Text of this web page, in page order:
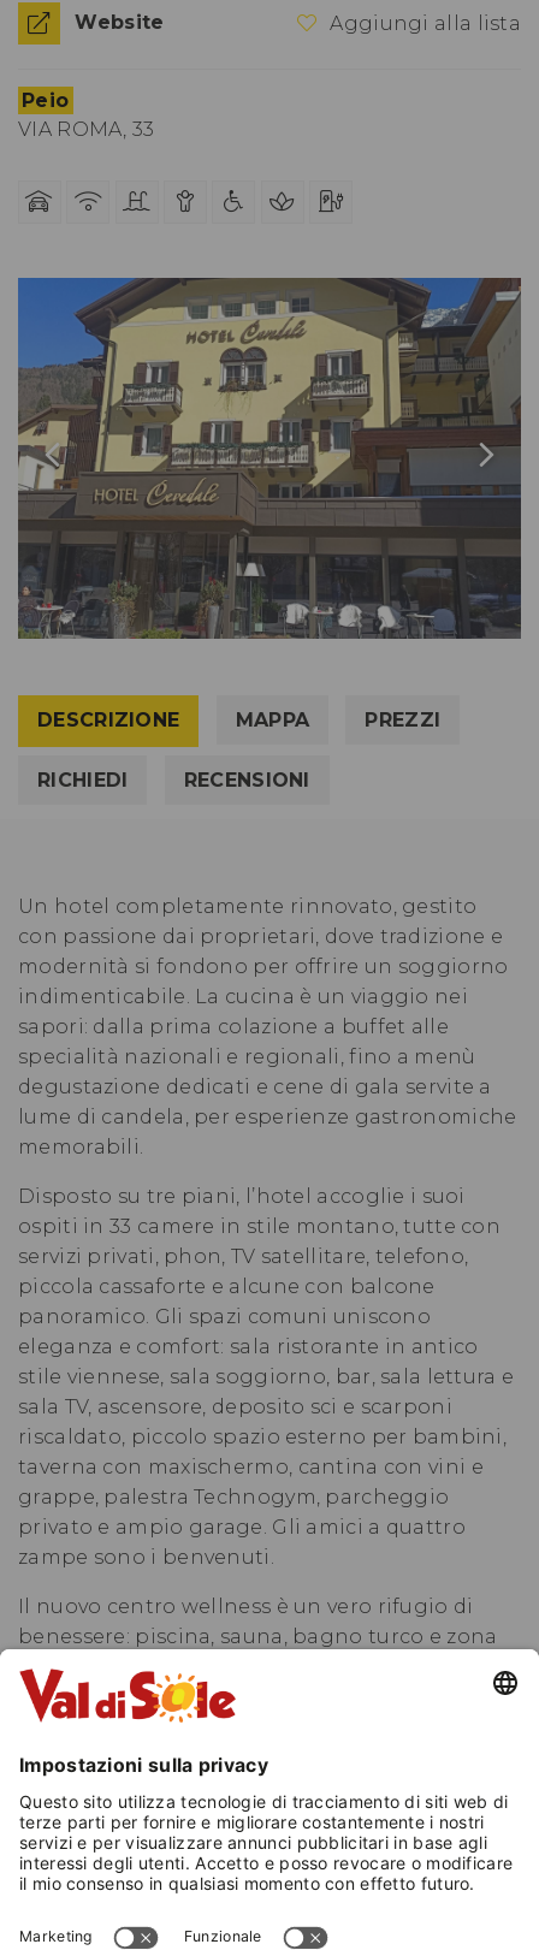
Website Aggiungi alla lista
Peio
VIA ROMA, 33
DESCRIZIONE MAPPA PREZZI
RICHIEDI RECENSIONI
Un hotel completamente rinnovato, gestito
con passione dai proprietari, dove tradizione e
modernità si fondono per offrire un soggiorno
indimenticabile. La cucina è un viaggio nei
sapori: dalla prima colazione a buffet alle
specialità nazionali e regionali, fino a menù
degustazione dedicati e cene di gala servite a
lume di candela, per esperienze gastronomiche
memorabili.
Disposto su tre piani, l’hotel accoglie i suoi
ospiti in 33 camere in stile montano, tutte con
servizi privati, phon, TV satellitare, telefono,
piccola cassaforte e alcune con balcone
panoramico. Gli spazi comuni uniscono
eleganza e comfort: sala ristorante in antico
stile viennese, sala soggiorno, bar, sala lettura e
sala TV, ascensore, deposito sci e scarponi
riscaldato, piccolo spazio esterno per bambini,
taverna con maxischermo, cantina con vini e
grappe, palestra Technogym, parcheggio
privato e ampio garage. Gli amici a quattro
zampe sono i benvenuti.
Il nuovo centro wellness è un vero rifugio di
benessere: piscina, sauna, bagno turco e zona
relax. All’esterno, una whirlpool panoramica
con vista sul Monte Vioz regala momenti di
puro relax tra le montagne. L’ingresso al centro
benessere e l’uso della palestra sono inclusi nei
L’hotel partecipa al programma di animazione
del consorzio locale, con fiaccolate sotto le
stelle, passeggiate guidate, avvistamento della
fauna e serate di intrattenimento, per rendere